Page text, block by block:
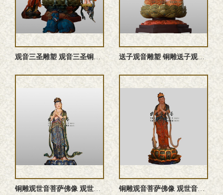
送子观音雕塑 铜雕送子观音佛像 送子观音塑像
铜雕观音菩萨佛像 观世音菩萨雕塑 观世音菩萨塑像 观音菩萨铜 ...